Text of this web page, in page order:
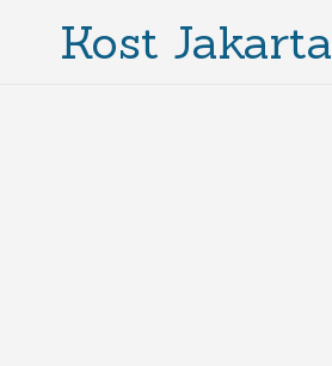
Kost Jakarta